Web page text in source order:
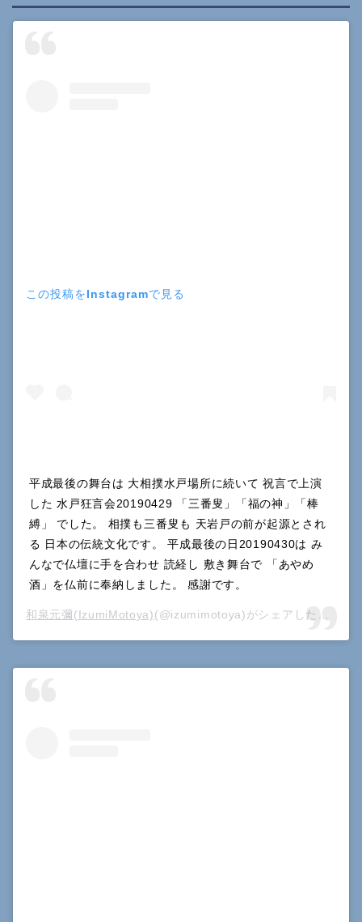
この投稿をInstagramで見る
平成最後の舞台は 大相撲水戸場所に続いて 祝言で上演
した 水戸狂言会20190429 「三番叟」「福の神」「棒
縛」 でした。 相撲も三番叟も 天岩戸の前が起源とされ
る 日本の伝統文化です。 平成最後の日20190430は み
んなで仏壇に手を合わせ 読経し 敷き舞台で 「あやめ
酒」を仏前に奉納しました。 感謝です。
和泉元彌(IzumiMotoya)(@izumimotoya)がシェアした投稿 –